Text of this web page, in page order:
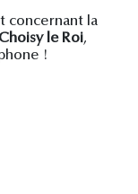
concernant la
le Roi,
!